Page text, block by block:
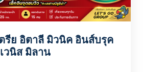
รีย อิตาลี มิวนิค อินส์บรุค
วนิส มิลาน